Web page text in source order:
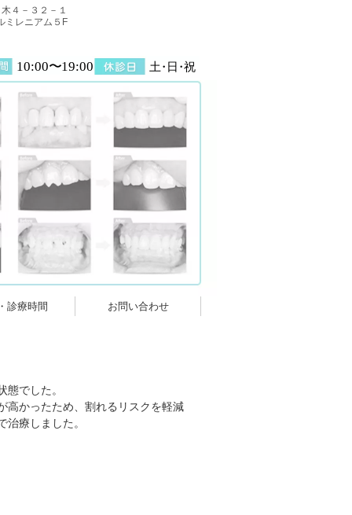
４－３２－１
ミレニアム５F
10:00〜19:00 土・日・祝
診療時間 お問い合わせ
でした。
高かったため、割れるリスクを軽減
療しました。